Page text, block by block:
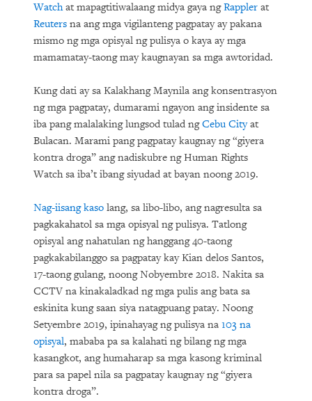
Watchat mapagtitiwalaang midya gaya ngRappler at
Reuters na ang mga vigilanteng pagpatay ay pakana
mismo ng mga opisyal ng pulisya o kaya ay mga
mamamatay-taong may kaugnayan sa mga awtoridad.
Kung dati ay sa Kalakhang Maynila ang konsentrasyon
ng mga pagpatay, dumarami ngayon ang insidente sa
iba pang malalaking lungsod tulad ngCebu Cityat
Bulacan. Marami pang pagpatay kaugnay ng “giyera
kontra droga” ang nadiskubre ng Human Rights
Watch sa iba’t ibang siyudad at bayan noong 2019.
Nag-iisang kaso lang, sa libo-libo, ang nagresulta sa
pagkakahatol sa mga opisyal ng pulisya. Tatlong
opisyal ang nahatulan ng hanggang 40-taong
pagkakabilanggo sa pagpatay kay Kian delos Santos,
17-taong gulang, noong Nobyembre 2018. Nakita sa
CCTV na kinakaladkad ng mga pulis ang bata sa
eskinita kung saan siya natagpuang patay. Noong
Setyembre 2019, ipinahayag ng pulisya na 103 na
opisyal, mababa pa sa kalahati ng bilang ng mga
kasangkot, ang humaharap sa mga kasong kriminal
para sa papel nila sa pagpatay kaugnay ng “giyera
kontra droga”.